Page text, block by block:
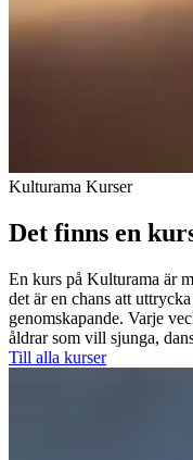
Kulturama Kurser
Det finns en
En kurs på Kulturama är
det är en chans att
genomskapande. Varje
åldrar som vill sjunga,
Till alla kurser